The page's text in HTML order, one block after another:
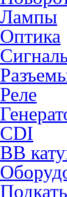
Лампы
Оптика
Реле
CDI
ВВ